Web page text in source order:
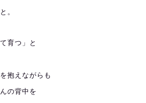
。
育つ」と
抱えながらも
の背中を